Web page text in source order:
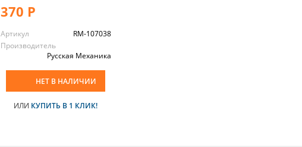
370 Р
Артикул
RM-107038
Производитель
Русская Механика
НЕТ В НАЛИЧИИ
ИЛИ КУПИТЬ В 1 КЛИК!